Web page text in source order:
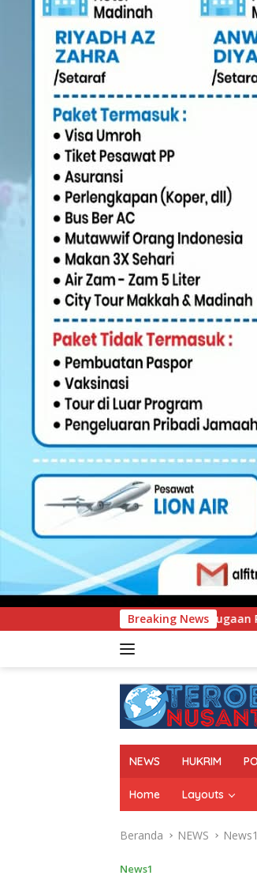
Breaking News
Penyelenggaraan Perjalanan Ibadah
NEWS HUKRIM
Home Layouts
Beranda NEWS News1
News1